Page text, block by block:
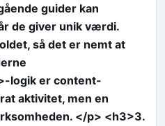
guider kan
de giver unik værdi.
så det er nemt at
logik er content-
aktivitet, men en
</p> <h3>3.